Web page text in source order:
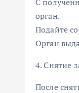
орган.
Подайте
Орган
4. Снятие
После